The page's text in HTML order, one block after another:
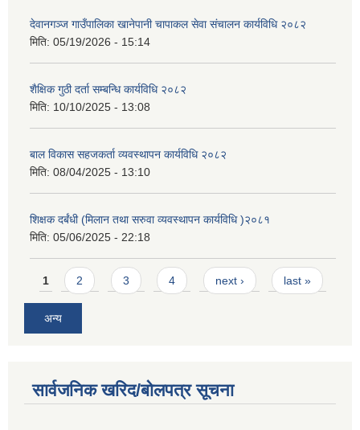
देवानगञ्ज गाउँपालिका खानेपानी चापाकल सेवा संचालन कार्यविधि २०८२
मिति: 05/19/2026 - 15:14
शैक्षिक गुठी दर्ता सम्बन्धि कार्यविधि २०८२
मिति: 10/10/2025 - 13:08
बाल विकास सहजकर्ता व्यवस्थापन कार्यविधि २०८२
मिति: 08/04/2025 - 13:10
शिक्षक दर्बंधी (मिलान तथा सरुवा व्यवस्थापन कार्यविधि )२०८१
मिति: 05/06/2025 - 22:18
Pages
1 2 3 4 next › last »
अन्य
सार्वजनिक खरिद/बोलपत्र सूचना